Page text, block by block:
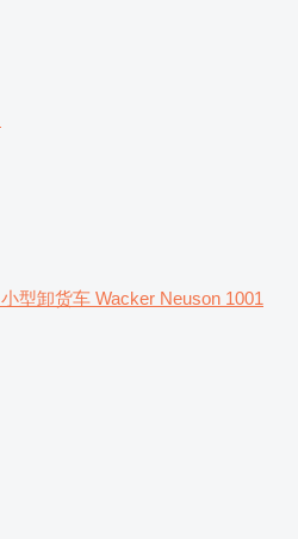
小型卸货车 Wacker Neuson 1001